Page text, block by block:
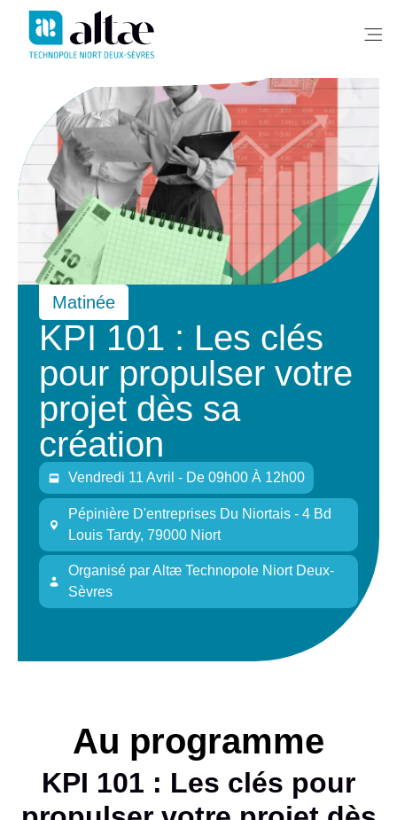
Matinée
KPI 101 : Les clés
pour propulser votre
projet dès sa
création
Vendredi 11 Avril - De 09h00 À 12h00
Pépinière D'entreprises Du Niortais - 4 Bd
Louis Tardy, 79000 Niort
Organisé parAltæ Technopole Niort Deux-
Sèvres
Au programme
KPI 101 : Les clés pour